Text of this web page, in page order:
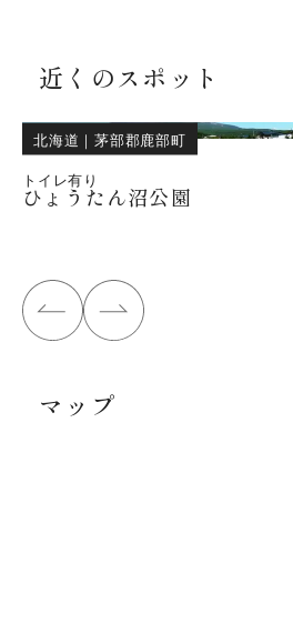
近くのスポット
北海道 ｜茅部郡鹿部町
トイレ有り
ひょうたん沼公園
マップ